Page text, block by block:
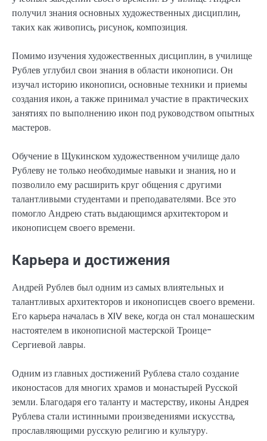
получил знания основных художественных дисциплин,
таких как живопись, рисунок, композиция.
Помимо изучения художественных дисциплин, в училище
Рублев углубил свои знания в области иконописи. Он
изучал историю иконописи, основные техники и приемы
создания икон, а также принимал участие в практических
занятиях по выполнению икон под руководством опытных
мастеров.
Обучение в Щукинском художественном училище дало
Рублеву не только необходимые навыки и знания, но и
позволило ему расширить круг общения с другими
талантливыми студентами и преподавателями. Все это
помогло Андрею стать выдающимся архитектором и
иконописцем своего времени.
Карьера и достижения
Андрей Рублев был одним из самых влиятельных и
талантливых архитекторов и иконописцев своего времени.
Его карьера началась в XIV веке, когда он стал монашеским
настоятелем в иконописной мастерской Троице-
Сергиевой лавры.
Одним из главных достижений Рублева стало создание
иконостасов для многих храмов и монастырей Русской
земли. Благодаря его таланту и мастерству, иконы Андрея
Рублева стали истинными произведениями искусства,
прославляющими русскую религию и культуру.